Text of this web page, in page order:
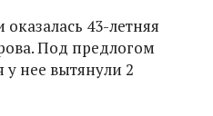
43-летняя
Под предлогом
нее вытянули 2